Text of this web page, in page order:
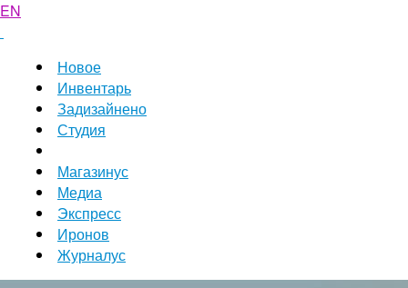
EN
Новое
Инвентарь
Задизайнено
Студия
Магазинус
Медиа
Экспресс
Иронов
Журналус